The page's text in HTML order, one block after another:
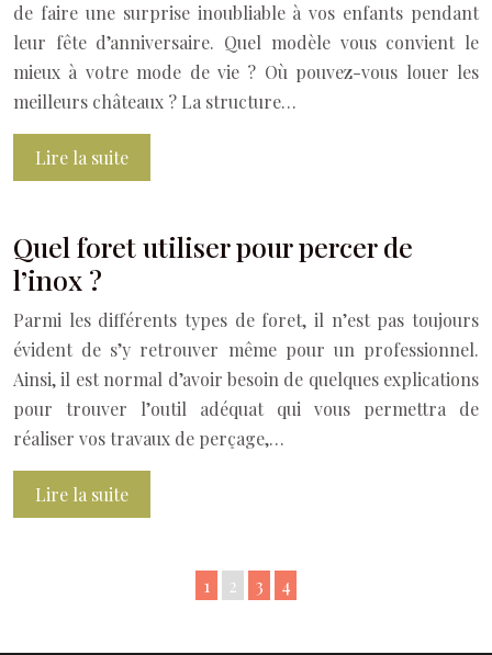
de faire une surprise inoubliable à vos enfants pendant
leur fête d’anniversaire. Quel modèle vous convient le
mieux à votre mode de vie ? Où pouvez-vous louer les
meilleurs châteaux ? La structure…
Lire la suite
Quel foret utiliser pour percer de
l’inox ?
Parmi les différents types de foret, il n’est pas toujours
évident de s’y retrouver même pour un professionnel.
Ainsi, il est normal d’avoir besoin de quelques explications
pour trouver l’outil adéquat qui vous permettra de
réaliser vos travaux de perçage,…
Lire la suite
1 2 3 4